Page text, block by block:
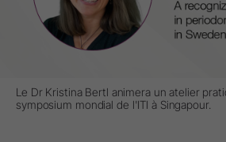
Le Dr Kristina Bertl animera un atelier
symposium mondial de l'ITI à Singapour.